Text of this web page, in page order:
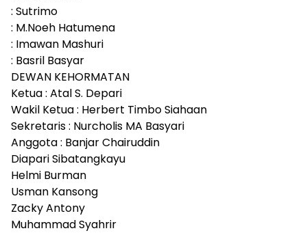
: Sutrimo
: M.Noeh Hatumena
: Imawan Mashuri
: Basril Basyar
DEWAN KEHORMATAN
Ketua : Atal S. Depari
Wakil Ketua : Herbert Timbo Siahaan
Sekretaris : Nurcholis MA Basyari
Anggota : Banjar Chairuddin
Diapari Sibatangkayu
Helmi Burman
Usman Kansong
Zacky Antony
Muhammad Syahrir